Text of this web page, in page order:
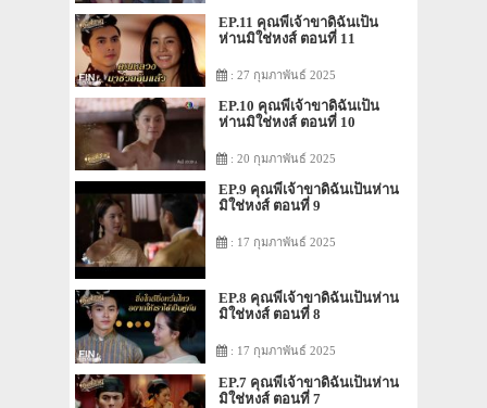
EP.11 คุณพี่เจ้าขาดิฉันเป็น
ห่านมิใช่หงส์ ตอนที่ 11
: 27 กุมภาพันธ์ 2025
EP.10 คุณพี่เจ้าขาดิฉันเป็น
ห่านมิใช่หงส์ ตอนที่ 10
: 20 กุมภาพันธ์ 2025
EP.9 คุณพี่เจ้าขาดิฉันเป็นห่าน
มิใช่หงส์ ตอนที่ 9
: 17 กุมภาพันธ์ 2025
EP.8 คุณพี่เจ้าขาดิฉันเป็นห่าน
มิใช่หงส์ ตอนที่ 8
: 17 กุมภาพันธ์ 2025
EP.7 คุณพี่เจ้าขาดิฉันเป็นห่าน
มิใช่หงส์ ตอนที่ 7